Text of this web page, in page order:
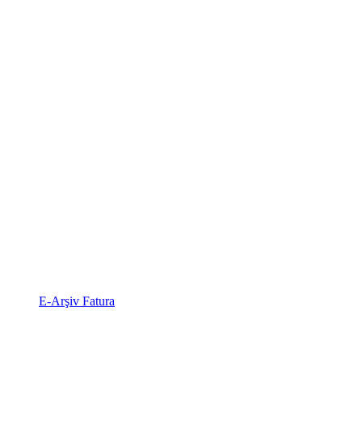
E-Arşiv Fatura